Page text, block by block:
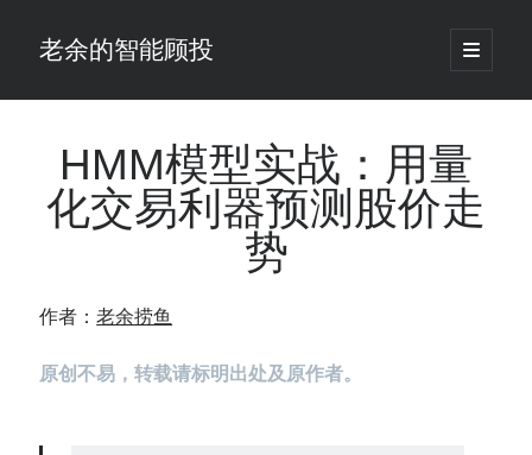
老余的智能顾投
open
primary
Sidebar
最新发表 ：
老余看市：假曙光、核电弹药上膛、AI分化
你的回测曲线越漂亮，我越替你担心：因为历史顺序，正在“倒着”给你
仓位大小背后的数学：为什么胜率40%的策略，能比胜率60%的更赚钱
码）
HMM模型实战：用量
化交易利器预测股价走
势
作者：老余捞鱼
原创不易，转载请标明出处及原作者。